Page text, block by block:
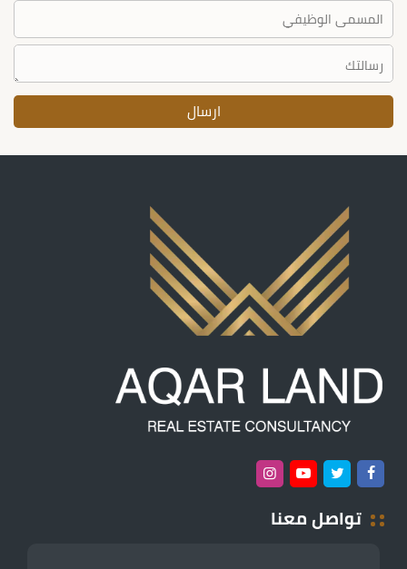
تواصل معنا